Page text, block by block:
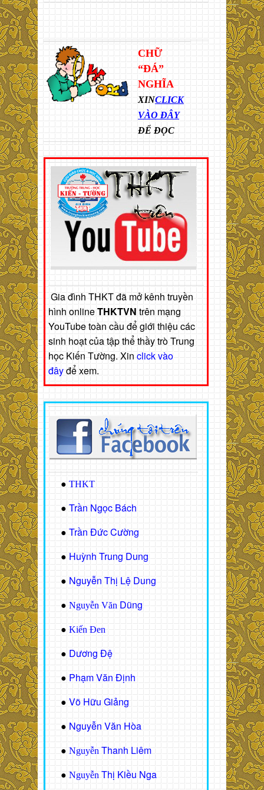
CHỮ
“ĐÁ”
NGHĨA
XINCLICK
VÀO ĐÂY
ĐỂ ĐỌC
Gia đình THKT đã mở kênh truyền
hình onlineTHKTVN trên mạng
YouTube toàn cầu để giới thiệu các
sinh hoạt của tập thể thầy trò Trung
học Kiến Tường. Xin click vào
đâyđể xem.
● THKT
● Trần Ngọc Bách
● Trần Đức Cường
● Huỳnh Trung Dung
● Nguyễn Thị Lệ Dung
● Nguyễn Văn Dũng
● Kiến Đen
● Dương Đệ
● Phạm Văn Định
● Võ Hữu Giảng
● Nguyễn Văn Hòa
● Nguyễn Thanh Liêm
● Nguyễn Thị Kiều Nga